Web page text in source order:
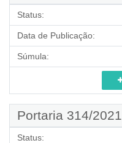
Status:
Data de Publicação:
Súmula:
Portaria 314/2021
Status: